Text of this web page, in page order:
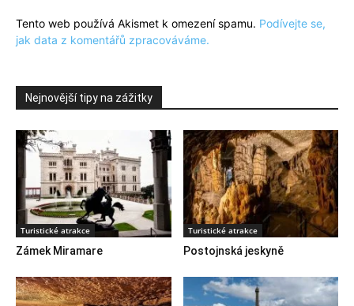
Tento web používá Akismet k omezení spamu. Podívejte se,
jak data z komentářů zpracováváme.
Nejnovější tipy na zážitky
Turistické atrakce
Zámek Miramare
Turistické atrakce
Postojnská jeskyně